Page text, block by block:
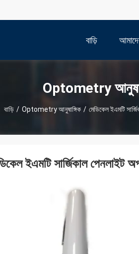
বাড়ি
Optometry
বাড়ি / Optometry আনুষাঙ্গিক / মেডিকেল ইএমটি
ইএমটি সার্জিকাল পেনলাইট